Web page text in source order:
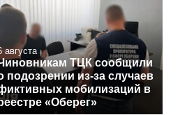
августа
ТЦК сообщили
подозрении из-за случаев
мобилизаций в
«Оберег»